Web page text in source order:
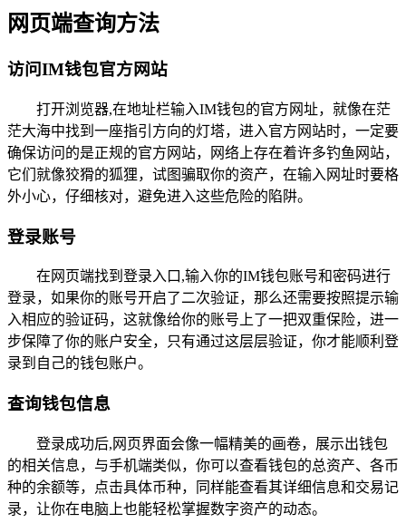
网页端查询方法
访问IM钱包官方网站
打开浏览器,在地址栏输入IM钱包的官方网址，就像在茫
茫大海中找到一座指引方向的灯塔，进入官方网站时，一定要
确保访问的是正规的官方网站，网络上存在着许多钓鱼网站，
它们就像狡猾的狐狸，试图骗取你的资产，在输入网址时要格
外小心，仔细核对，避免进入这些危险的陷阱。
登录账号
在网页端找到登录入口,输入你的IM钱包账号和密码进行
登录，如果你的账号开启了二次验证，那么还需要按照提示输
入相应的验证码，这就像给你的账号上了一把双重保险，进一
步保障了你的账户安全，只有通过这层层验证，你才能顺利登
录到自己的钱包账户。
查询钱包信息
登录成功后,网页界面会像一幅精美的画卷，展示出钱包
的相关信息，与手机端类似，你可以查看钱包的总资产、各币
种的余额等，点击具体币种，同样能查看其详细信息和交易记
录，让你在电脑上也能轻松掌握数字资产的动态。